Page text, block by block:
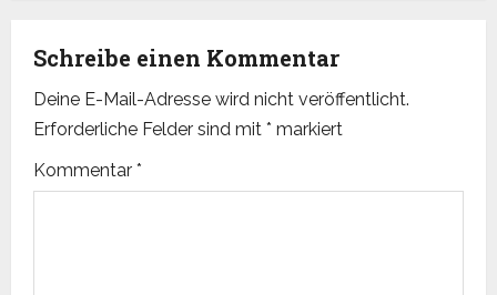
a
v
i
g
Schreibe einen Kommentar
Deine E-Mail-Adresse wird nicht veröffentlicht.
Erforderliche Felder sind mit * markiert
Kommentar *